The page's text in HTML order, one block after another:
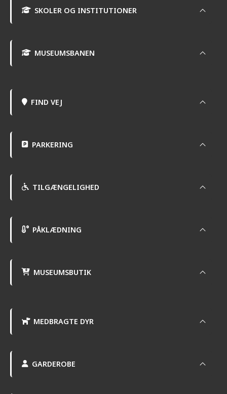
SKOLER OG INSTITUTIONER
MUSEUMSBANEN
FIND VEJ
PARKERING
TILGÆNGELIGHED
PÅKLÆDNING
MUSEUMSBUTIK
MEDBRAGTE DYR
GARDEROBE